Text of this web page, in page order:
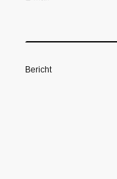
Bericht